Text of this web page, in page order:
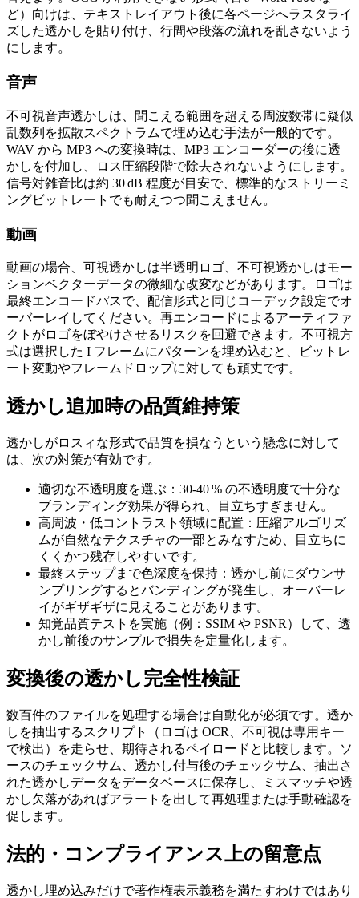
ど）向けは、テキストレイアウト後に各ページへラスタライ
ズした透かしを貼り付け、行間や段落の流れを乱さないよう
にします。
音声
不可視音声透かしは、聞こえる範囲を超える周波数帯に疑似
乱数列を拡散スペクトラムで埋め込む手法が一般的です。
WAV から MP3 への変換時は、 MP3 エンコーダーの後に透
かしを付加 し、ロス圧縮段階で除去されないようにします。
信号対雑音比は約 30 dB 程度が目安で、標準的なストリーミ
ングビットレートでも耐えつつ聞こえません。
動画
動画の場合、可視透かしは半透明ロゴ、不可視透かしはモー
ションベクターデータの微細な改変などがあります。ロゴは
最終エンコードパスで、配信形式と同じコーデック設定でオ
ーバーレイしてください。再エンコードによるアーティファ
クトがロゴをぼやけさせるリスクを回避できます。不可視方
式は選択した I フレームにパターンを埋め込むと、ビットレ
ート変動やフレームドロップに対しても頑丈です。
透かし追加時の品質維持策
透かしがロスィな形式で品質を損なうという懸念に対して
は、次の対策が有効です。
適切な不透明度を選ぶ ：30‑40 % の不透明度で十分な
ブランディング効果が得られ、目立ちすぎません。
高周波・低コントラスト領域に配置 ：圧縮アルゴリズ
ムが自然なテクスチャの一部とみなすため、目立ちに
くくかつ残存しやすいです。
最終ステップまで色深度を保持 ：透かし前にダウンサ
ンプリングするとバンディングが発生し、オーバーレ
イがギザギザに見えることがあります。
知覚品質テストを実施 （例：SSIM や PSNR）して、透
かし前後のサンプルで損失を定量化します。
変換後の透かし完全性検証
数百件のファイルを処理する場合は自動化が必須です。透か
しを抽出するスクリプト（ロゴは OCR、不可視は専用キー
で検出）を走らせ、期待されるペイロードと比較します。ソ
ースのチェックサム、透かし付与後のチェックサム、抽出さ
れた透かしデータをデータベースに保存し、ミスマッチや透
かし欠落があればアラートを出して再処理または手動確認を
促します。
法的・コンプライアンス上の留意点
透かし埋め込みだけで著作権表示義務を満たすわけではあり